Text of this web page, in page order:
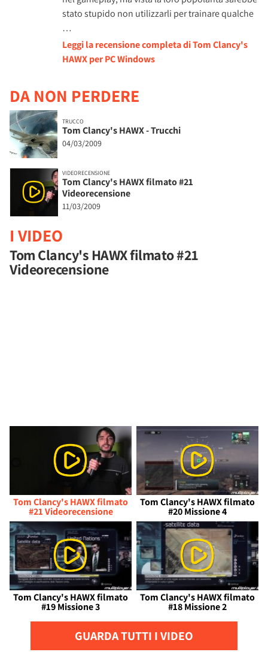
stato stupido non utilizzarli per trainare qualche
…
Leggi la recensione completa di Tom Clancy's
HAWX per PC Windows
DA NON PERDERE
TRUCCO
Tom Clancy's HAWX - Trucchi
04/03/2009
VIDEORECENSIONE
Tom Clancy's HAWX filmato #21
Videorecensione
11/03/2009
I VIDEO
Tom Clancy's HAWX filmato #21
Videorecensione
Tom Clancy's HAWX filmato
#21 Videorecensione
Tom Clancy's HAWX filmato
#20 Missione 4
Tom Clancy's HAWX filmato
#19 Missione 3
Tom Clancy's HAWX filmato
#18 Missione 2
GUARDA TUTTI I VIDEO